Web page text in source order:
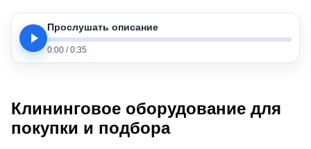
Прослушать описание
0:00 / 0:35
Клининговое оборудование для
покупки и подбора